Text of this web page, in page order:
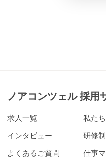
ノアコンツェル 採用
求人一覧 私た
インタビュー
研修
よくあるご質問
仕事